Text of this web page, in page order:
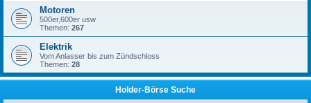
Motoren
500er,600er usw
Themen: 267
Elektrik
Vom Anlasser bis zum Zündschloss
Themen: 28
Holder-Börse Suche